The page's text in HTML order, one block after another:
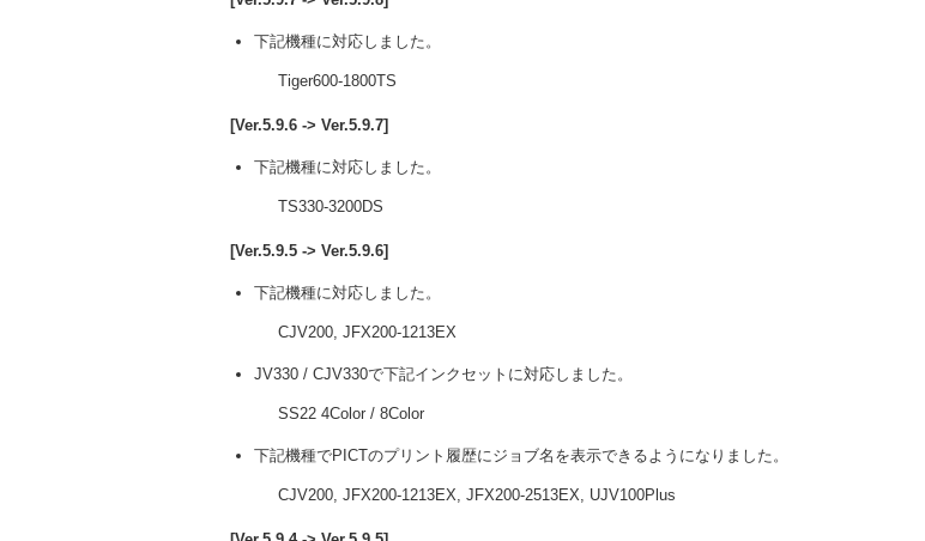
下記機種に対応しました。
Tiger600-1800TS
[Ver.5.9.6 -> Ver.5.9.7]
下記機種に対応しました。
TS330-3200DS
[Ver.5.9.5 -> Ver.5.9.6]
下記機種に対応しました。
CJV200, JFX200-1213EX
JV330 / CJV330で下記インクセットに対応しました。
SS22 4Color / 8Color
下記機種でPICTのプリント履歴にジョブ名を表示できるようになりました。
CJV200, JFX200-1213EX, JFX200-2513EX, UJV100Plus